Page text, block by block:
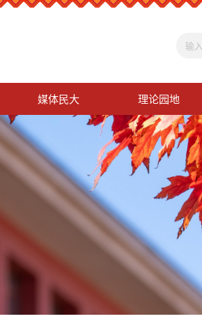
媒体民大 理论园地